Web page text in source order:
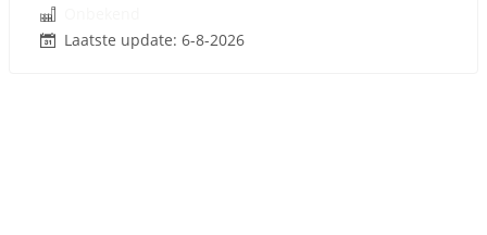
Laatste update: 6-8-2026